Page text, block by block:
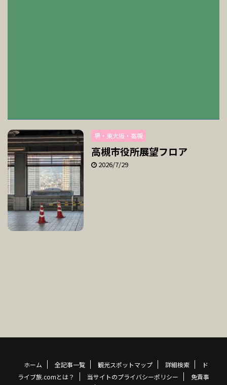
堺・東大阪・高槻
高槻市役所展望フロア
2026/7/29
ホーム 全記事一覧 観光スポットマップ 詳細検索
ド
ライブ旅.comとは？
当サイトのプライバシーポリシー
免責事